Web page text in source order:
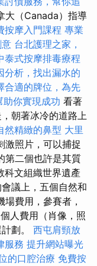
大（Canada）指導
按摩入門課程 專業
台北護理之家，
泰式按摩排毒療程
分析，找出漏水的
合適的牌位，為先
你實現成功 看著
朝著冰冷的道路上
然精緻的鼻型 大里
激照片，可以捕捉
第二個也許是其質
科文組織世界遺產
議上，五個自然和
費用，參賽者，
人費用（肖像，照
劃。 西屯肩頸放
服務 提升網站曝光
的口腔治療 免費按